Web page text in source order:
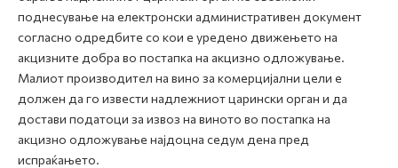
поднесување на електронски административен документ
согласно одредбите со кои е уредено движењето на
акцизните добра во постапка на акцизно одложување.
Малиот производител на вино за комерцијални цели е
должен да го извести надлежниот царински орган и да
достави податоци за извоз на виното во постапка на
акцизно одложување најдоцна седум дена пред
испраќањето.